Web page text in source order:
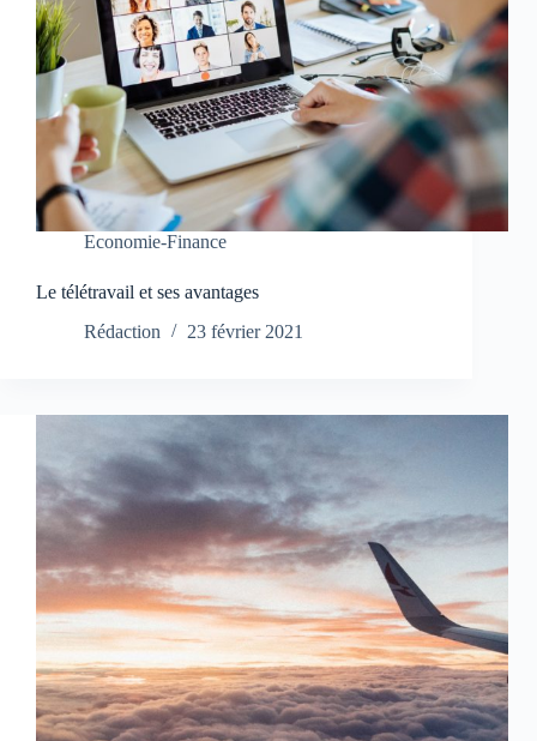
Economie-Finance
Le télétravail et ses avantages
Rédaction
23 février 2021